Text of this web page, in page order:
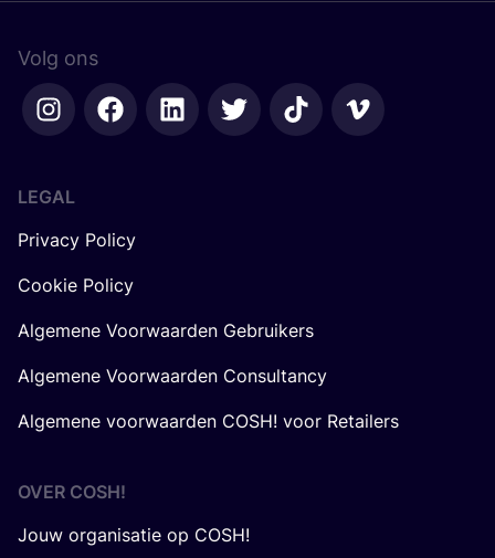
Volg ons
LEGAL
Privacy Policy
Cookie Policy
Algemene Voorwaarden Gebruikers
Algemene Voorwaarden Consultancy
Algemene voorwaarden COSH! voor Retailers
OVER COSH!
Jouw organisatie op COSH!